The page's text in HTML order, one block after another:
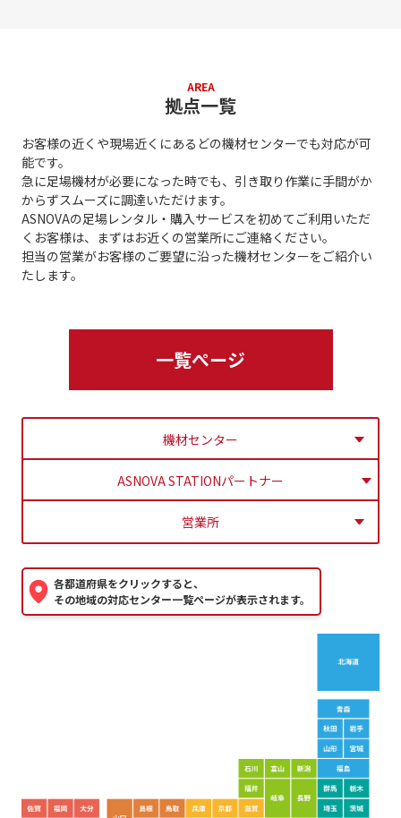
AREA
拠点一覧
お客様の近くや現場近くにあるどの機材センターでも対応が可
能です。
急に足場機材が必要になった時でも、引き取り作業に手間がか
からずスムーズに調達いただけます。
ASNOVAの足場レンタル・購入サービスを初めてご利用いただ
くお客様は、まずはお近くの営業所にご連絡ください。
担当の営業がお客様のご要望に沿った機材センターをご紹介い
たします。
一覧ぺージ
機材センター
ASNOVA STATIONパートナー
営業所
各都道府県をクリックすると、
その地域の対応センター一覧ページが表示されます。